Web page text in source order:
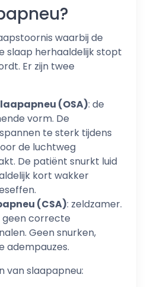
waarbij de
slaap herhaaldelijk stopt
Er zijn twee
(OSA): de
vorm. De
te sterk tijdens
de luchtweg
De patiënt snurkt luid
kort wakker
(CSA): zeldzamer.
geen correcte
Geen snurken,
adempauzes.
van slaapapneu: